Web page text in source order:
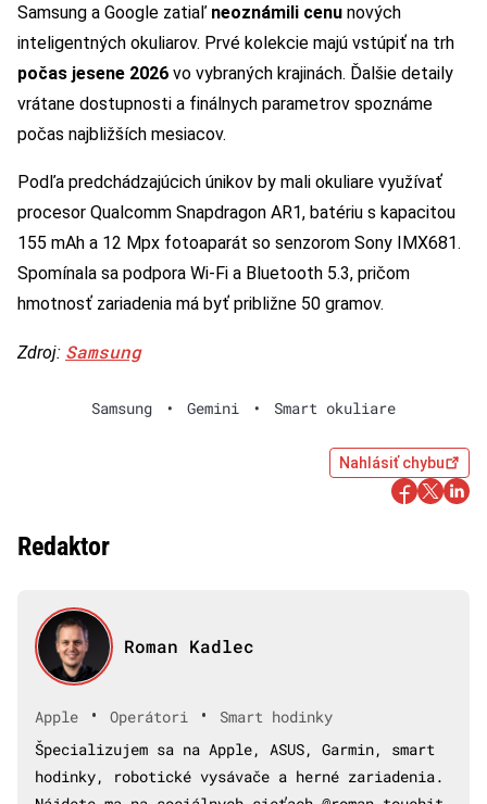
Samsung a Google zatiaľ neoznámili cenu nových
inteligentných okuliarov. Prvé kolekcie majú vstúpiť na trh
počas jesene 2026 vo vybraných krajinách. Ďalšie detaily
vrátane dostupnosti a finálnych parametrov spoznáme
počas najbližších mesiacov.
Podľa predchádzajúcich únikov by mali okuliare využívať
procesor Qualcomm Snapdragon AR1, batériu s kapacitou
155 mAh a 12 Mpx fotoaparát so senzorom Sony IMX681.
Spomínala sa podpora Wi-Fi a Bluetooth 5.3, pričom
hmotnosť zariadenia má byť približne 50 gramov.
Zdroj: Samsung
Samsung • Gemini • Smart okuliare
Nahlásiť chybu
Redaktor
Roman Kadlec
Apple • Operátori •
Smart hodinky
Špecializujem sa na Apple, ASUS, Garmin, smart
hodinky, robotické vysávače a herné zariadenia.